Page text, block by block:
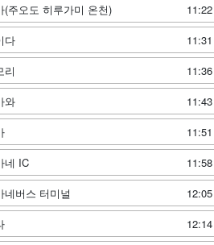
(주오도 히루가미 온천)
11:22
다
11:31
리
11:36
와
11:43
11:51
네 IC
11:58
네버스 터미널
12:05
12:14